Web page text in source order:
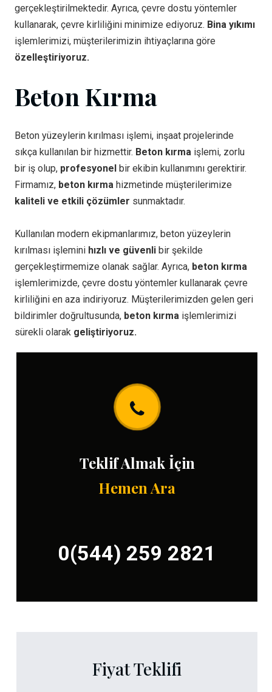
gerçekleştirilmektedir. Ayrıca, çevre dostu yöntemler
kullanarak, çevre kirliliğini minimize ediyoruz. Bina yıkımı
işlemlerimizi, müşterilerimizin ihtiyaçlarına göre
özelleştiriyoruz.
Beton Kırma
Beton yüzeylerin kırılması işlemi, inşaat projelerinde
sıkça kullanılan bir hizmettir. Beton kırma işlemi, zorlu
bir iş olup, profesyonel bir ekibin kullanımını gerektirir.
Firmamız, beton kırma hizmetinde müşterilerimize
kaliteli ve etkili çözümler sunmaktadır.
Kullanılan modern ekipmanlarımız, beton yüzeylerin
kırılması işlemini hızlı ve güvenli bir şekilde
gerçekleştirmemize olanak sağlar. Ayrıca, beton kırma
işlemlerimizde, çevre dostu yöntemler kullanarak çevre
kirliliğini en aza indiriyoruz. Müşterilerimizden gelen geri
bildirimler doğrultusunda, beton kırma işlemlerimizi
sürekli olarak geliştiriyoruz.
Teklif Almak İçin
Hemen Ara
0(544) 259 2821
Fiyat Teklifi